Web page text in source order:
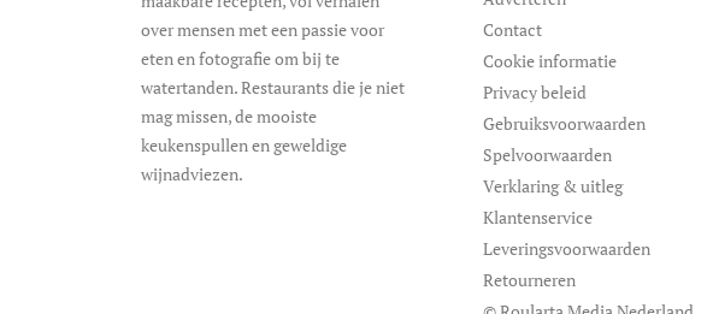
over mensen met een passie voor
eten en fotografie om bij te
watertanden. Restaurants die je niet
mag missen, de mooiste
keukenspullen en geweldige
wijnadviezen.
Contact
Cookie informatie
Privacy beleid
Gebruiksvoorwaarden
Spelvoorwaarden
Verklaring & uitleg
Klantenservice
Leveringsvoorwaarden
Retourneren